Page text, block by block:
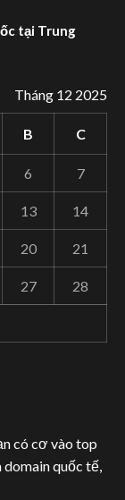
tại Trung
Tháng 12 2025
B C
6 7
13 14
20 21
27 28
có cơ vào top
domain quốc tế,